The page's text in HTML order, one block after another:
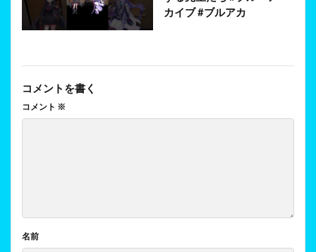
カイブ #ブルアカ
コメントを書く
コメント ※
名前